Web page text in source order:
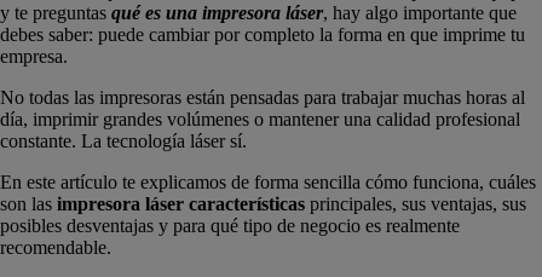
y te preguntas qué es una impresora láser, hay algo importante que
debes saber: puede cambiar por completo la forma en que imprime tu
empresa.
No todas las impresoras están pensadas para trabajar muchas horas al
día, imprimir grandes volúmenes o mantener una calidad profesional
constante. La tecnología láser sí.
En este artículo te explicamos de forma sencilla cómo funciona, cuáles
son las impresora láser características principales, sus ventajas, sus
posibles desventajas y para qué tipo de negocio es realmente
recomendable.